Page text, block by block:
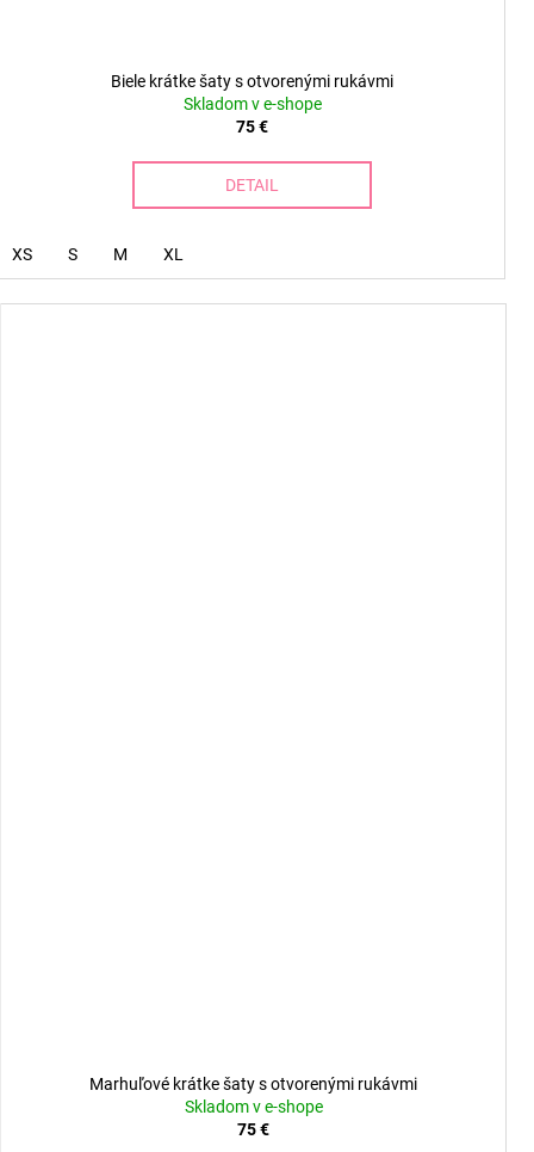
Biele krátke šaty s otvorenými rukávmi
Skladom v e-shope
75 €
DETAIL
XS S M XL
Marhuľové krátke šaty s otvorenými rukávmi
Skladom v e-shope
75 €